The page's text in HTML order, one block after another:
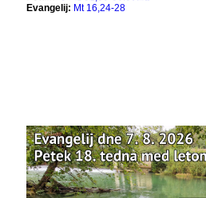
Photo
View on Facebook · Share